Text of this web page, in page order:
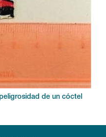
de un cóctel